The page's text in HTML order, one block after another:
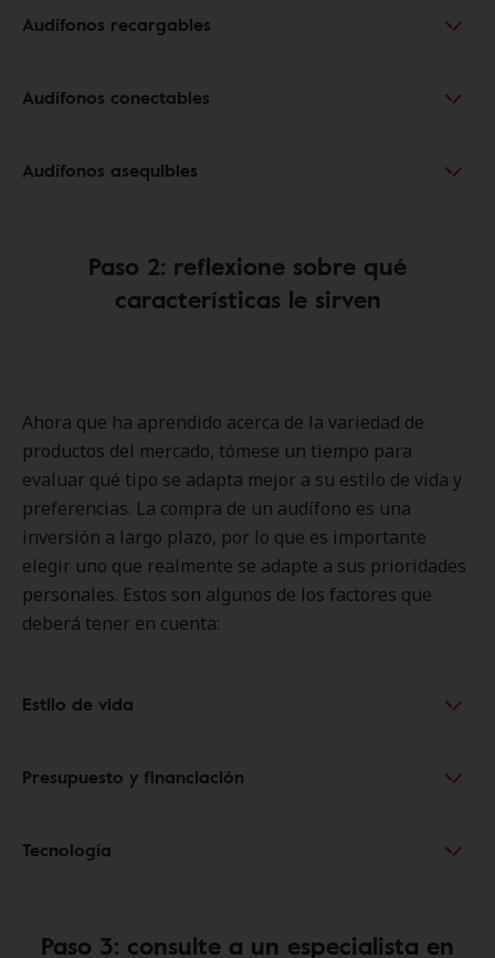
Audífonos recargables
Audífonos conectables
Audífonos asequibles
Paso 2: reflexione sobre qué
características le sirven
Ahora que ha aprendido acerca de la variedad de
productos del mercado, tómese un tiempo para
evaluar qué tipo se adapta mejor a su estilo de vida y
preferencias. La compra de un audífono es una
inversión a largo plazo, por lo que es importante
elegir uno que realmente se adapte a sus prioridades
personales. Estos son algunos de los factores que
deberá tener en cuenta:
Estilo de vida
Presupuesto y financiación
Tecnología
Paso 3: consulte a un especialista en